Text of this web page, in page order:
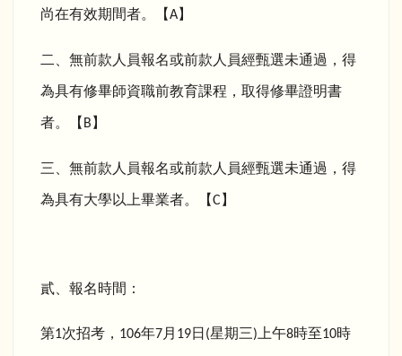
尚在有效期間者。【A】
二、無前款人員報名或前款人員經甄選未通過，得
為具有修畢師資職前教育課程，取得修畢證明書
者。【 B 】
三、無前款人員報名或前款人員經甄選未通過，得
為具有大學以上畢業者。【C 】
貳、報名時間：
第1次招考， 106年7月 19日 (星期三) 上午8時至10時